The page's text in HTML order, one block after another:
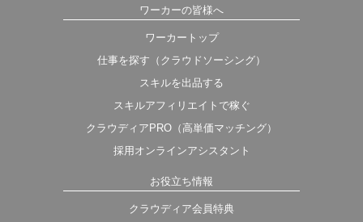
ワーカーの皆様へ
ワーカートップ
仕事を探す（クラウドソーシング）
スキルを出品する
スキルアフィリエイトで稼ぐ
クラウディアPRO（高単価マッチング）
採用オンラインアシスタント
お役立ち情報
クラウディア会員特典